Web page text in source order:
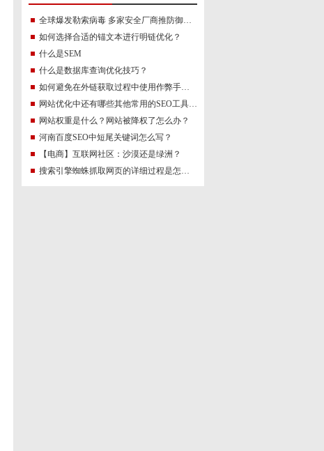
全球爆发勒索病毒 多家安全厂商推防御方案
如何选择合适的锚文本进行明链优化？
什么是SEM
什么是数据库查询优化技巧？
如何避免在外链获取过程中使用作弊手段？
网站优化中还有哪些其他常用的SEO工具推荐？
网站权重是什么？网站被降权了怎么办？
河南百度SEO中短尾关键词怎么写？
【电商】互联网社区：沙漠还是绿洲？
搜索引擎蜘蛛抓取网页的详细过程是怎么样的吗？